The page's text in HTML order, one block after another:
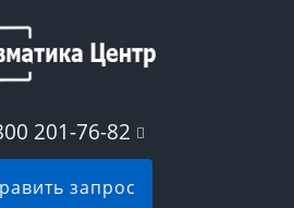
201-76-82
запрос